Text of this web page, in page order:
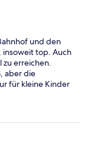
und den
insoweit top. Auch
zu erreichen.
aber die
für kleine Kinder
im Rücken.
an einigen
am
Parkplatz